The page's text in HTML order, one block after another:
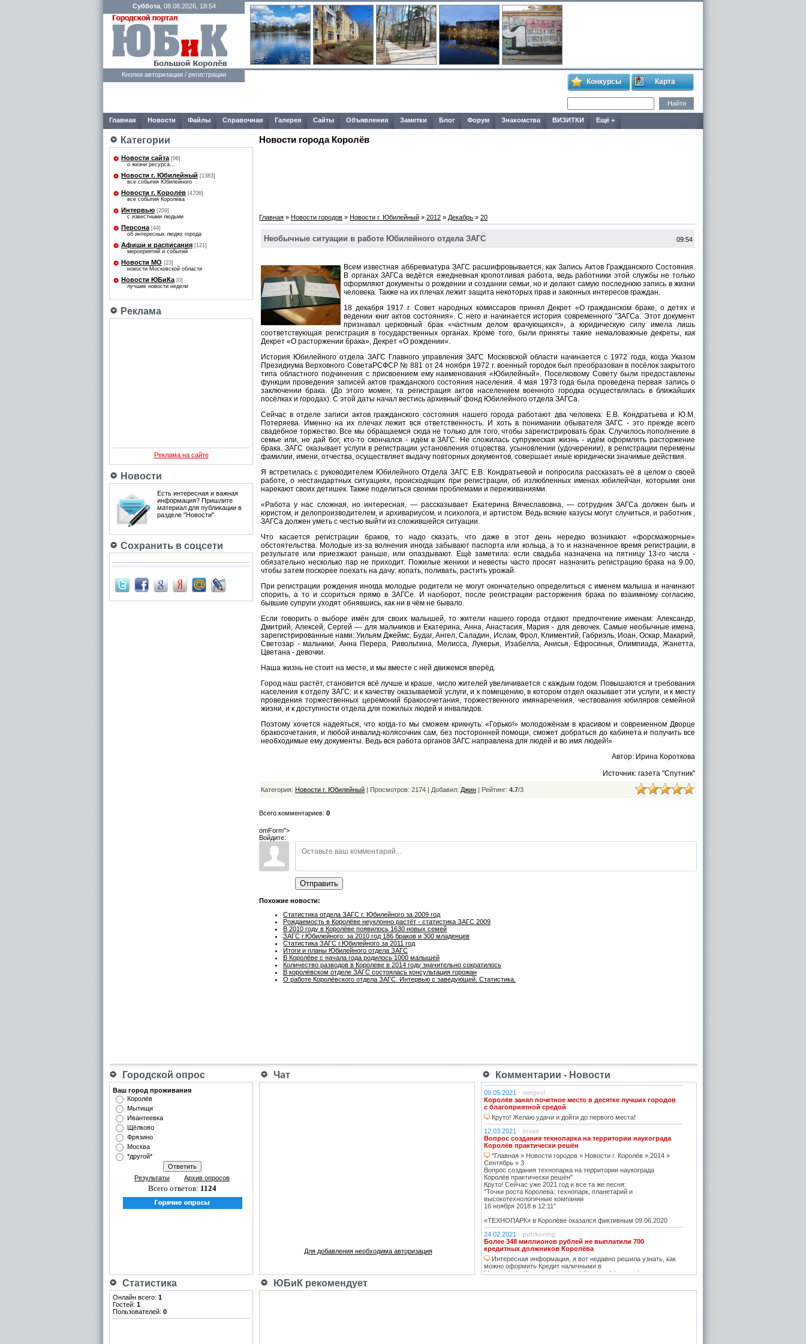
Суббота, 08.08.2026, 18:54
Кнопки авторизации / регистрации
Конкурсы Карта
Главная Новости Файлы Справочная Галерея Сайты Объявления Заметки Блог Форум Знакомства ВИЗИТКИ Ещё +
Категории
Новости сайта [96]
о жизни ресурса...
Новости г. Юбилейный [1383]
все события Юбилейного
Новости г. Королёв [4706]
все события Королёва
Интервью [209]
с известными людьми
Персона [44]
об интересных людях города
Афиши и расписания [121]
мероприятий и событий
Новости МО [23]
новости Московской области
Новости ЮБиКа [0]
лучшие новости недели
Реклама
Реклама на сайте
Новости
Есть интересная и важная
информация? Пришлите
материал для публикации в
разделе "Новости"
Сохранить в соцсети
Новости города Королёв
Главная » Новости городов » Новости г. Юбилейный » 2012 » Декабрь » 20
Необычные ситуации в работе Юбилейного отдела ЗАГС 09:54
Всем известная аббревиатура ЗАГС расшифровывается, как Запись Актов Гражданского Состояния.
В органах ЗАГСа ведётся ежедневная кропотливая работа, ведь работники этой службы не только
оформляют документы о рождении и создании семьи, но и делают самую последнюю запись в жизни
человека. Также на их плечах лежит защита некоторых прав и законных интересов граждан.
18 декабря 1917 г. Совет народных комиссаров принял Декрет «О гражданском браке, о детях и
ведении книг актов состояния». С него и начинается история современного "ЗАГСа. Этот документ
признавал церковный брак «частным делом врачующихся», а юридическую силу имела лишь
соответствующая регистрация в государственных органах. Кроме того, были приняты такие немаловажные декреты, как
Декрет «О расторжении брака», Декрет «О рождении».
История Юбилейного отдела ЗАГС Главного управления ЗАГС Московской области начинается с 1972 года, когда Указом
Президиума Верховного СоветаРСФСР № 881 от 24 ноября 1972 г. военный городок был преобразован в посёлок закрытого
типа областного подчинения с присвоением ему наименования «Юбилейный». Поселковому Совету были предоставлены
функции проведения записей актов гражданского состояния населения. 4 мая 1973 года была проведена первая запись о
заключении брака. (До этого момен; та регистрация актов населением военного городка осуществлялась в ближайших
посёлках и городах). С этой даты начал вестись архивный' фонд Юбилейного отдела ЗАГСа.
Сейчас в отделе записи актов гражданского состояния нашего города работают два человека: Е.В. Кондратьева и Ю.М.
Потеряева. Именно на их плечах лежит вся ответственность. И хоть в понимании обывателя ЗАГС - это прежде всего
свадебное торжество. Все мы обращаемся сюда не только для того, чтобы зарегистрировать брак. Случилось пополнение в
семье или, не дай бог, кто-то скончался - идём в ЗАГС. Не сложилась супружеская жизнь - идём оформлять расторжение
брака. ЗАГС оказывает услуги в регистрации установления отцовства, усыновлении (удочерении), в регистрации перемены
фамилии, имени, отчества, осуществляет выдачу повторных документов, совершает иные юридически значимые действия.
Я встретилась с руководителем Юбилейного Отдела ЗАГС Е.В. Кондратьевой и попросила рассказать её в целом о своей
работе, о нестандартных ситуациях, происходящих при регистрации, об излюбленных именах юбилейчан, которыми они
нарекают своих детишек. Также поделиться своими проблемами и переживаниями.
«Работа у нас сложная, но интересная, — рассказывает Екатерина Вячеславовна, — сотрудник ЗАГСа должен быгь и
юристом, и делопроизводителем, и архивариусом, и психолога, и артистом. Ведь всякие казусы могут случиться, и работник ,
ЗАГСа должен уметь с честью выйти из сложившейся ситуации.
Что касается регистрации браков, то надо сказать, что даже в этот день нередко возникают «форсмажорные»
обстоятельства. Молодые из-за волнения иногда забывают паспорта или кольца, а то и назначенное время регистрации, в
результате или приезжают раньше, или опаздывают. Ещё заметила: если свадьба назначена на пятницу 13-го числа -
обязательно несколько пар не приходит. Пожилые женихи и невесты часто просят назначить регистрацию брака на 9.00,
чтобы затем поскорее поехать на дачу: копать, поливать, растить урожай.
При регистрации рождения иногда молодые родители не могут окончательно определиться с именем малыша и начинают
спорить, а то и ссориться прямо в ЗАГСе. И наоборот, после регистрации расторжения брака по взаимному согласию,
бывшие супруги уходят обнявшись, как ни в чём не бывало.
Если говорить о выборе имён для своих малышей, то жители нашего города отдают предпочтение именам: Александр,
Дмитрий, Алексей, Сергей — для мальчиков и Екатерина, Анна, Анастасия, Мария - для девочек. Самые необычные имена,
зарегистрированные нами: Уильям Джеймс, Будаг, Ангел, Саладин, Ислам, Фрол, Климентий, Габриэль, Иоан, Оскар, Макарий,
Светозар - мальчики, Анна Перера, Ривольтина, Мелисса, Лукерья, Изабелла, Анисья, Ефросинья, Олимпиада, Жанетта,
Цветана - девочки.
Наша жизнь не стоит на месте, и мы вместе с ней движемся вперёд.
Город наш растёт, становится всё лучше и краше, число жителей увеличивается с каждым годом. Повышаются и требования
населения к отделу ЗАГС: и к качеству оказываемой услуги, и к помещению, в котором отдел оказывает эти услуги, и к месту
проведения торжественных церемоний бракосочетания, торжественного имянаречения, чествования юбиляров семейной
жизни, и к доступности отдела для пожилых людей и инвалидов.
Поэтому хочется надеяться, что когда-то мы сможем крикнуть: «Горько!» молодожёнам в красивом и современном Дворце
бракосочетания, и любой инвалид-колясочник сам, без посторонней помощи, сможет добраться до кабинета и получить все
необходимые ему документы. Ведь вся работа органов ЗАГС направлена для людей и во имя людей!»
Автор: Ирина Короткова
Источник: газета "Спутник"
Категория: Новости г. Юбилейный | Просмотров: 2174 | Добавил: Джин | Рейтинг: 4.7/3
Всего комментариев: 0
omForm">
Войдите:
Отправить
Похожие новости:
Статистика отдела ЗАГС г. Юбилейного за 2009 год
Рождаемость в Королёве неуклонно растёт - статистика ЗАГС 2009
В 2010 году в Королёве появилось 1630 новых семей
ЗАГС г.Юбилейного: за 2010 год 186 браков и 300 младенцев
Статистика ЗАГС г.Юбилейного за 2011 год
Итоги и планы Юбилейного отдела ЗАГС
В Королёве с начала года родилось 1000 малышей
Количество разводов в Королеве в 2014 году значительно сократилось
В королёвском отделе ЗАГС состоялась консультация горожан
О работе Королёвского отдела ЗАГС. Интервью с заведующей. Статистика.
Городской опрос Чат Комментарии - Новости
Ваш город проживания
Королёв
Мытищи
Ивантеевка
Щёлково
Фрязино
Москва
*другой*
Результаты Архив опросов
Всего ответов: 1124
Для добавления необходима авторизация
09.05.2021 - sergesl
Королёв занял почетное место в десятке лучших городов
с благоприятной средой
Круто! Желаю удачи и дойти до первого места!
12.03.2021 - invas
Вопрос создания технопарка на территории наукограда
Королёв практически решён
"Главная » Новости городов » Новости г. Королёв » 2014 »
Сентябрь » 3
Вопрос создания технопарка на территории наукограда
Королёв практически решён"
Круто! Сейчас уже 2021 год и все та же песня:
"Точки роста Королева: технопарк, планетарий и
высокотехнологичные компании
16 ноября 2018 в 12:11"
«ТЕХНОПАРК» в Королёве оказался фиктивным 09.06.2020
24.02.2021 - petrkonng
Более 348 миллионов рублей не выплатили 700
кредитных должников Королёва
Интересная информация, я вот недавно решила узнать, как
можно оформить Кредит наличными в
Москве https://www.vostbank.ru/client/credit/ тут информацию в
Статистика ЮБиК рекомендует
Онлайн всего: 1
Гостей: 1
Пользователей: 0